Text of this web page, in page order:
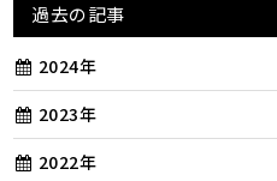
過去の記事
2024年
2023年
2022年